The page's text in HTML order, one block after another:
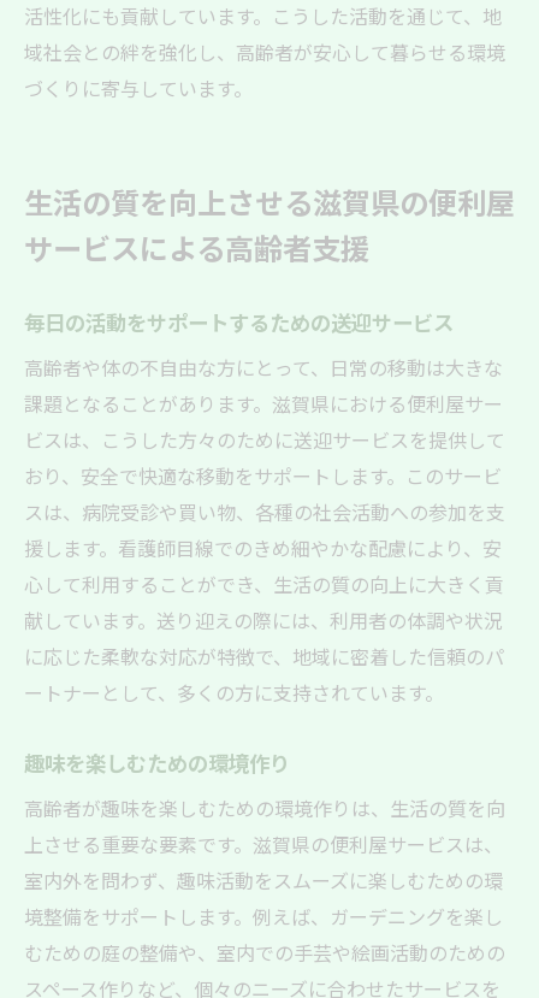
活性化にも貢献しています。こうした活動を通じて、地
域社会との絆を強化し、高齢者が安心して暮らせる環境
づくりに寄与しています。
生活の質を向上させる滋賀県の便利屋
サービスによる高齢者支援
毎日の活動をサポートするための送迎サービス
高齢者や体の不自由な方にとって、日常の移動は大きな
課題となることがあります。滋賀県における便利屋サー
ビスは、こうした方々のために送迎サービスを提供して
おり、安全で快適な移動をサポートします。このサービ
スは、病院受診や買い物、各種の社会活動への参加を支
援します。看護師目線でのきめ細やかな配慮により、安
心して利用することができ、生活の質の向上に大きく貢
献しています。送り迎えの際には、利用者の体調や状況
に応じた柔軟な対応が特徴で、地域に密着した信頼のパ
ートナーとして、多くの方に支持されています。
趣味を楽しむための環境作り
高齢者が趣味を楽しむための環境作りは、生活の質を向
上させる重要な要素です。滋賀県の便利屋サービスは、
室内外を問わず、趣味活動をスムーズに楽しむための環
境整備をサポートします。例えば、ガーデニングを楽し
むための庭の整備や、室内での手芸や絵画活動のための
スペース作りなど、個々のニーズに合わせたサービスを